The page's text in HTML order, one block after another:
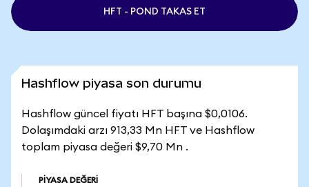
HFT - POND TAKAS ET
Hashflow piyasa son durumu
Hashflow güncel fiyatı HFT başına $0,0106.
Dolaşımdaki arzı 913,33 Mn HFT ve Hashflow
toplam piyasa değeri $9,70 Mn .
PIYASA DEĞERI